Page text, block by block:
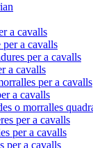
a cavalls
per a cavalls
per a cavalls
a cavalls
per a cavalls
a cavalls
o morralles
per a cavalls
per a cavalls
per a cavalls